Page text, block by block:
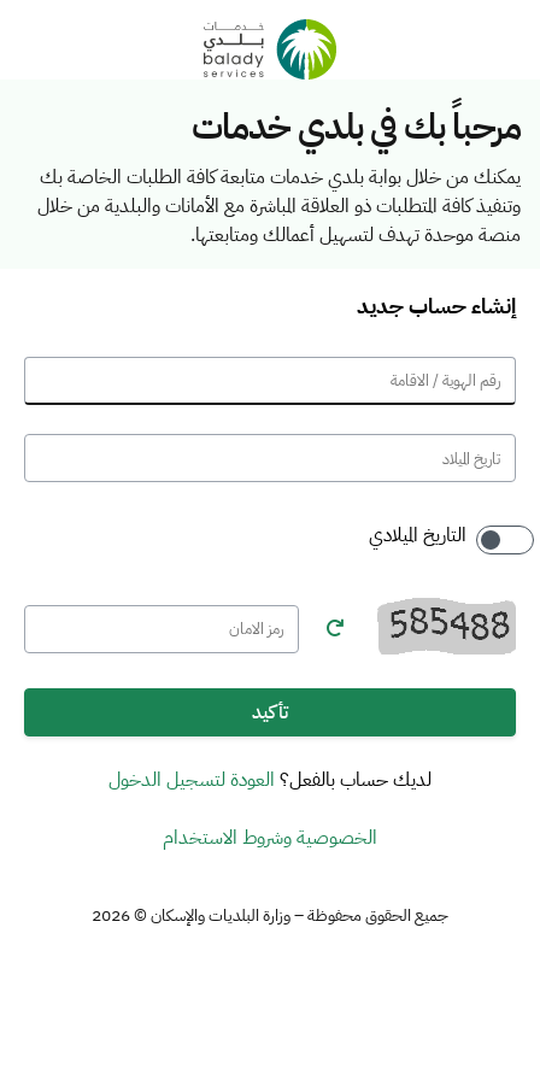
مرحباً بك في بلدي خدمات
يمكنك من خلال بوابة بلدي خدمات متابعة كافة الطلبات الخاصة بك
وتنفيذ كافة المتطلبات ذو العلاقة المباشرة مع الأمانات والبلدية من خلال
منصة موحدة تهدف لتسهيل أعمالك ومتابعتها.
إنشاء حساب جديد
التاريخ الميلادي
تأكيد
لديك حساب بالفعل؟ العودة لتسجيل الدخول
الخصوصية وشروط الاستخدام
جميع الحقوق محفوظة – وزارة البلديات والإسكان © 2026